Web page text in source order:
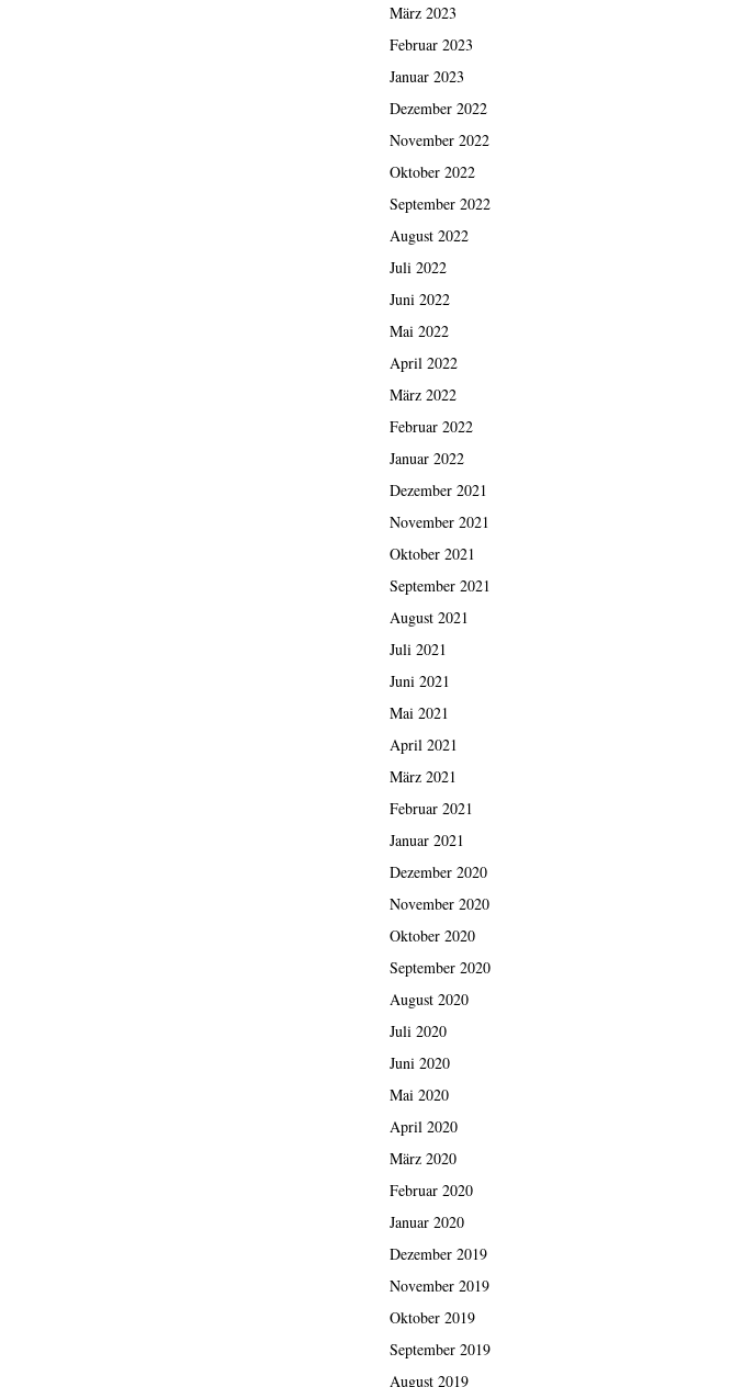
März 2023
Februar 2023
Januar 2023
Dezember 2022
November 2022
Oktober 2022
September 2022
August 2022
Juli 2022
Juni 2022
Mai 2022
April 2022
März 2022
Februar 2022
Januar 2022
Dezember 2021
November 2021
Oktober 2021
September 2021
August 2021
Juli 2021
Juni 2021
Mai 2021
April 2021
März 2021
Februar 2021
Januar 2021
Dezember 2020
November 2020
Oktober 2020
September 2020
August 2020
Juli 2020
Juni 2020
Mai 2020
April 2020
März 2020
Februar 2020
Januar 2020
Dezember 2019
November 2019
Oktober 2019
September 2019
August 2019